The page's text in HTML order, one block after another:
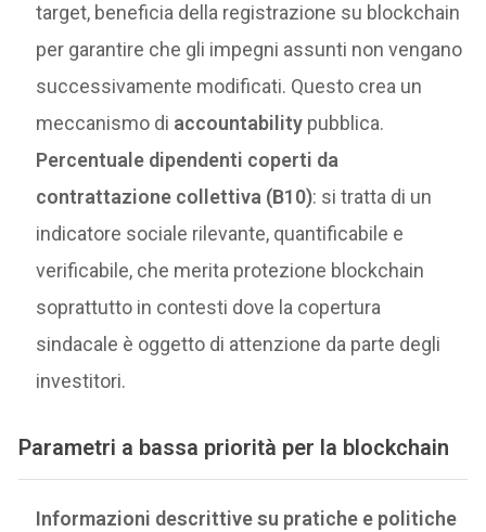
target, beneficia della registrazione su blockchain
per garantire che gli impegni assunti non vengano
successivamente modificati. Questo crea un
meccanismo di accountability pubblica.
Percentuale dipendenti coperti da
contrattazione collettiva (B10): si tratta di un
indicatore sociale rilevante, quantificabile e
verificabile, che merita protezione blockchain
soprattutto in contesti dove la copertura
sindacale è oggetto di attenzione da parte degli
investitori.
Parametri a bassa priorità per la blockchain
Informazioni descrittive su pratiche e politiche